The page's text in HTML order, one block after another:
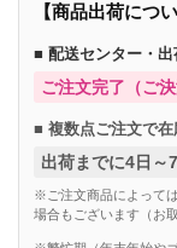
【商品出荷につ
■ 配送センター・
ご注文完了（ご
■ 複数点ご注文で
出荷までに4日～
※ご注文商品によって
場合もございます（お